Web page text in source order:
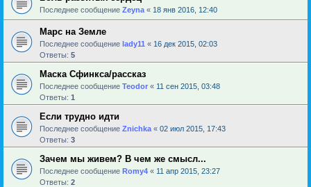
Последнее сообщение Zeyna « 18 янв 2016, 12:40
Марс на Земле
Последнее сообщение lady11 « 16 дек 2015, 02:03
Ответы: 5
Маска Сфинкса/рассказ
Последнее сообщение Teodor « 11 сен 2015, 03:48
Ответы: 1
Если трудно идти
Последнее сообщение Znichka « 02 июл 2015, 17:43
Ответы: 3
Зачем мы живем? В чем же смысл...
Последнее сообщение Romy4 « 11 апр 2015, 23:27
Ответы: 2